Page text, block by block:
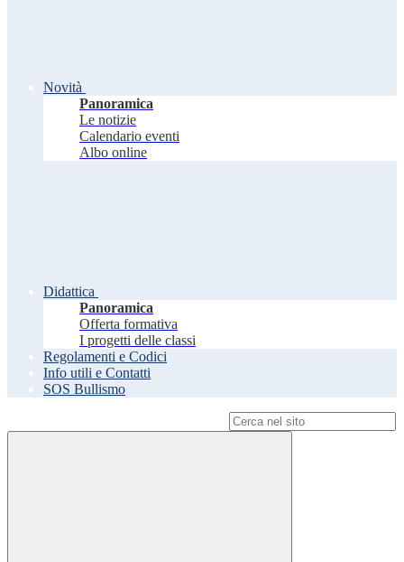
Novità
Panoramica
Le notizie
Calendario eventi
Albo online
Didattica
Panoramica
Offerta formativa
I progetti delle classi
Regolamenti e Codici
Info utili e Contatti
SOS Bullismo